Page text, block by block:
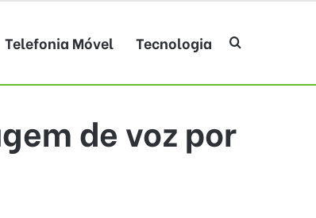
Telefonia Móvel Tecnologia Procurar por
de voz por